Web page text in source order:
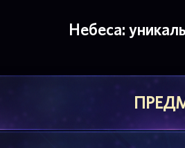
Небеса: